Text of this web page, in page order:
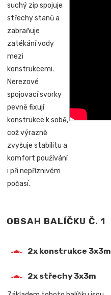
suchý zip spojuje
střechy stanů a
zabraňuje
zatékání vody
mezi
konstrukcemi.
Nerezové
spojovací svorky
pevně fixují
konstrukce k sobě,
což výrazně
zvyšuje stabilitu a
komfort používání
i při nepříznivém
počasí.
OBSAH BALÍČKU Č. 1
2x konstrukce 3x3m
2x střechy 3x3m